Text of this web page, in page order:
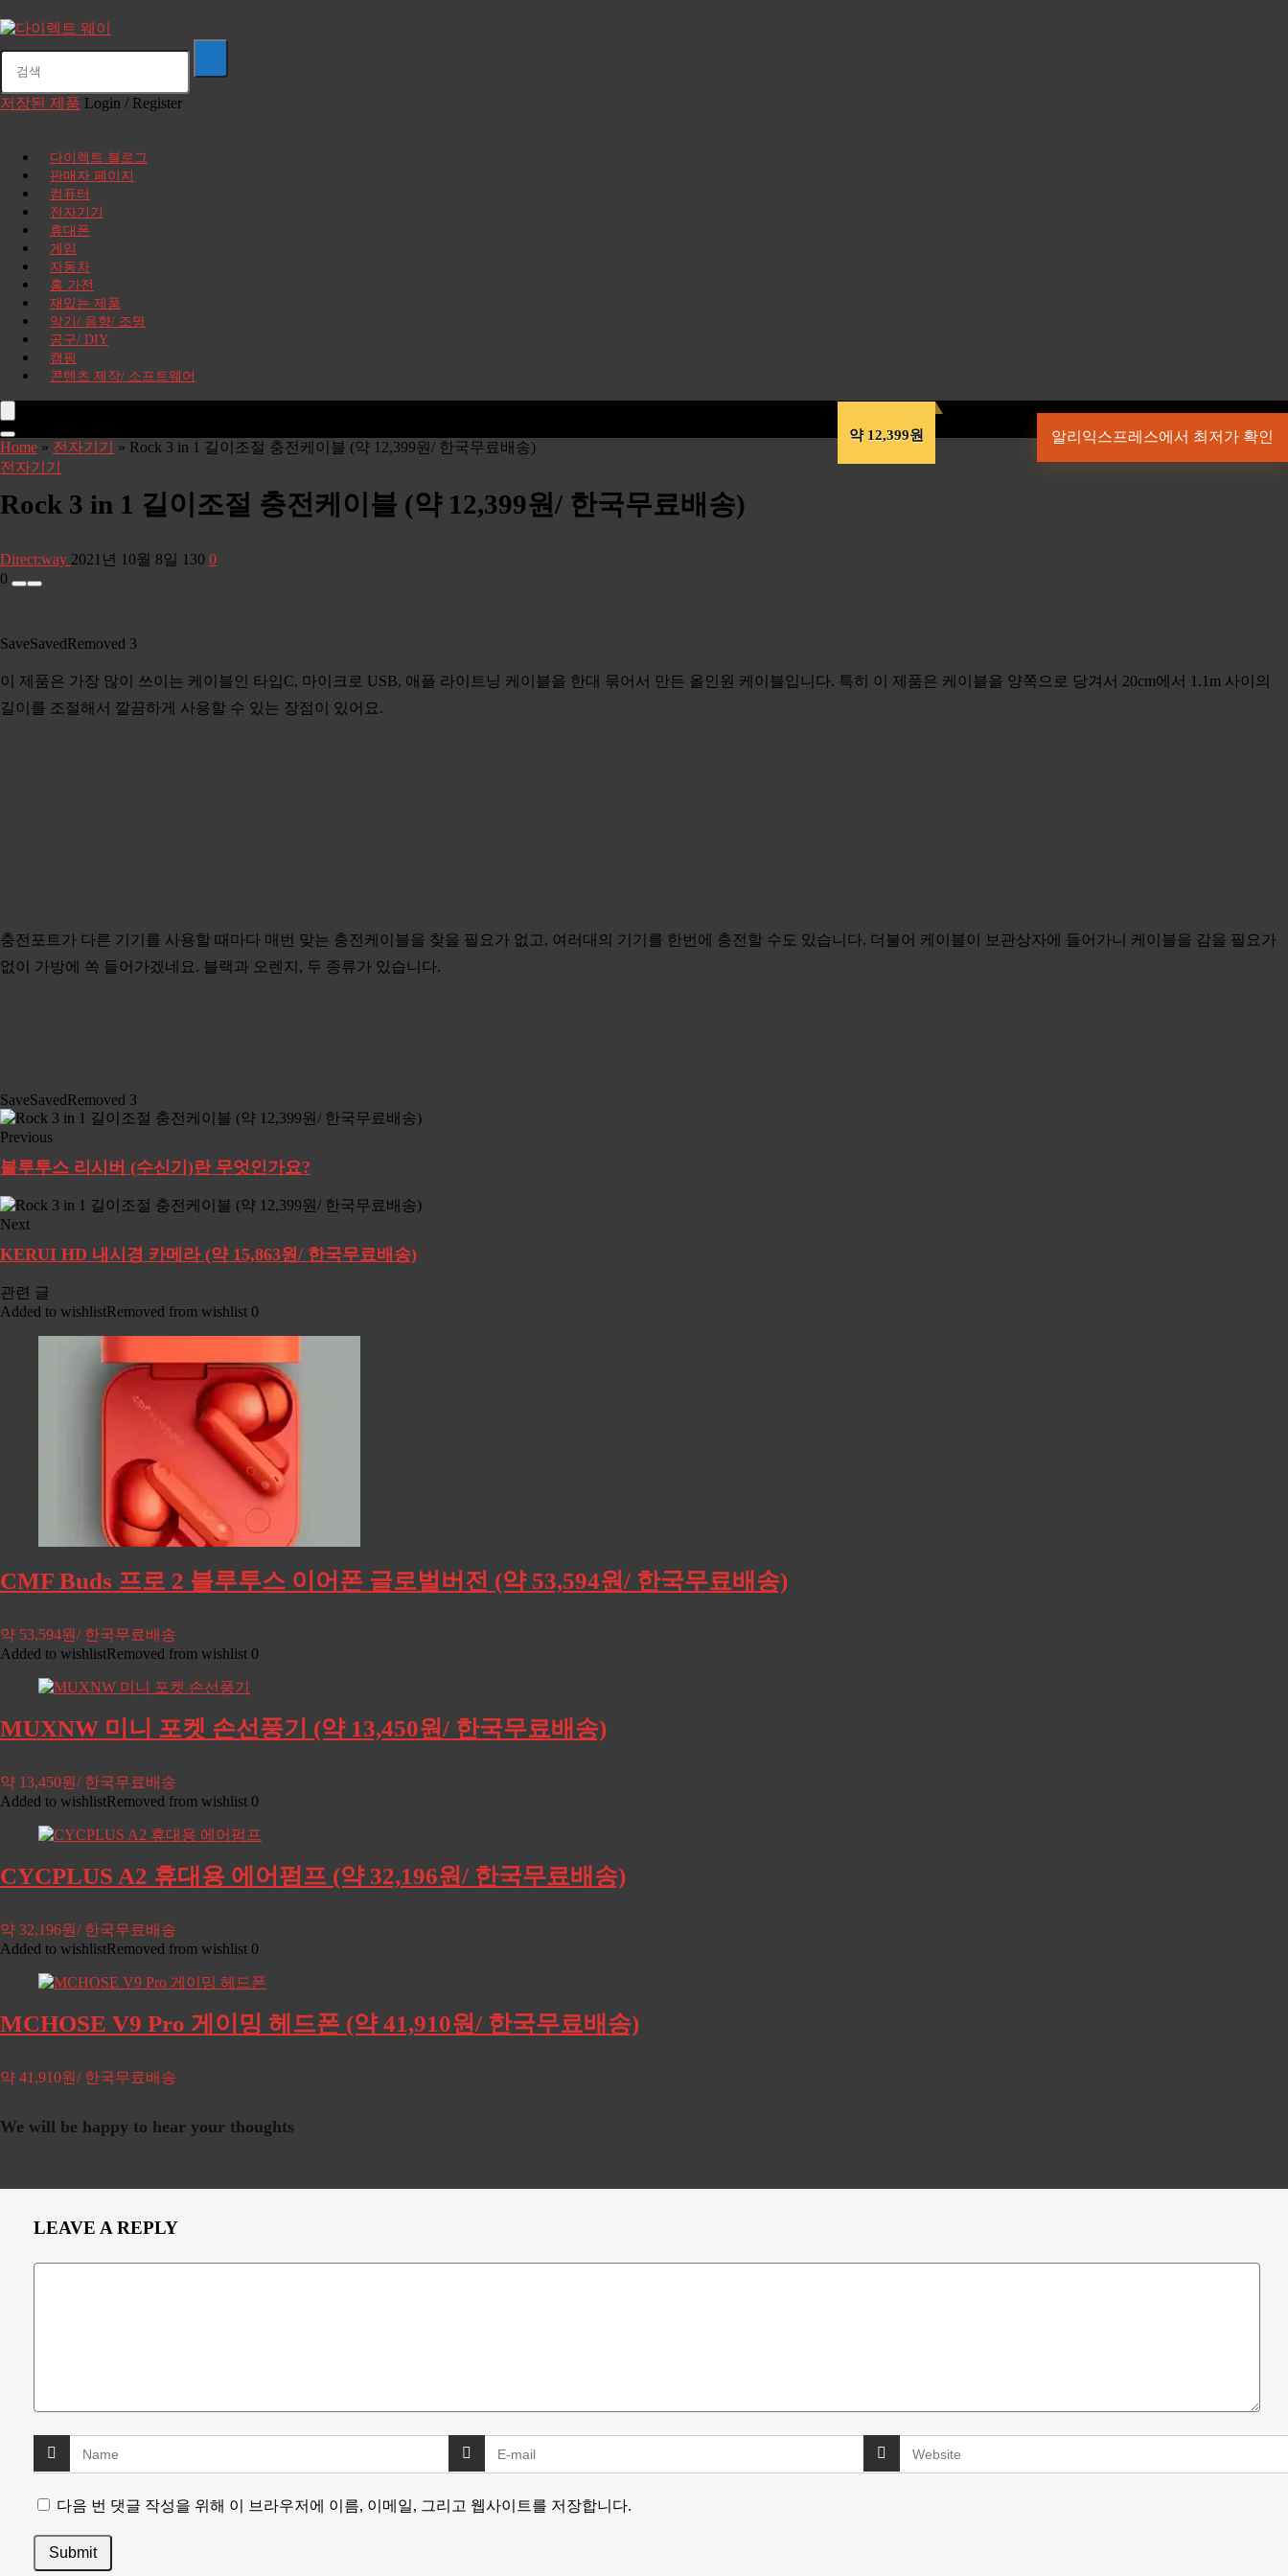
저장된 제품 Login / Register
다이렉트 블로그
판매자 페이지
컴퓨터
전자기기
휴대폰
게임
자동차
홈 가전
재밌는 제품
악기/ 음향/ 조명
공구/ DIY
캠핑
콘텐츠 제작/ 소프트웨어
약 12,399원 알리익스프레스에서 최저가 확인
Home » 전자기기 » Rock 3 in 1 길이조절 충전케이블 (약 12,399원/ 한국무료배송)
전자기기
Rock 3 in 1 길이조절 충전케이블 (약 12,399원/ 한국무료배송)
Direct:way 2021년 10월 8일 130 0
0
SaveSavedRemoved 3
이 제품은 가장 많이 쓰이는 케이블인 타입C, 마이크로 USB, 애플 라이트닝 케이블을 한대 묶어서 만든 올인원 케이블입니다. 특히 이 제품은 케이블을 양쪽으로 당겨서 20cm에서 1.1m 사이의
길이를 조절해서 깔끔하게 사용할 수 있는 장점이 있어요.
충전포트가 다른 기기를 사용할 때마다 매번 맞는 충전케이블을 찾을 필요가 없고, 여러대의 기기를 한번에 충전할 수도 있습니다. 더불어 케이블이 보관상자에 들어가니 케이블을 감을 필요가
없이 가방에 쏙 들어가겠네요. 블랙과 오렌지, 두 종류가 있습니다.
SaveSavedRemoved 3
Previous
블루투스 리시버 (수신기)란 무엇인가요?
Next
KERUI HD 내시경 카메라 (약 15,863원/ 한국무료배송)
관련 글
Added to wishlistRemoved from wishlist 0
CMF Buds 프로 2 블루투스 이어폰 글로벌버전 (약 53,594원/ 한국무료배송)
약 53,594원/ 한국무료배송
Added to wishlistRemoved from wishlist 0
MUXNW 미니 포켓 손선풍기 (약 13,450원/ 한국무료배송)
약 13,450원/ 한국무료배송
Added to wishlistRemoved from wishlist 0
CYCPLUS A2 휴대용 에어펌프 (약 32,196원/ 한국무료배송)
약 32,196원/ 한국무료배송
Added to wishlistRemoved from wishlist 0
MCHOSE V9 Pro 게이밍 헤드폰 (약 41,910원/ 한국무료배송)
약 41,910원/ 한국무료배송
We will be happy to hear your thoughts
LEAVE A REPLY
다음 번 댓글 작성을 위해 이 브라우저에 이름, 이메일, 그리고 웹사이트를 저장합니다.